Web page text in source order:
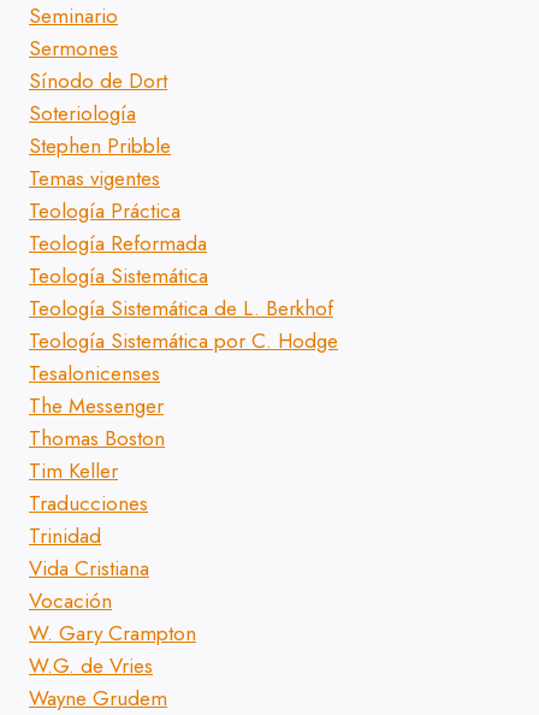
Seminario
Sermones
Sínodo de Dort
Soteriología
Stephen Pribble
Temas vigentes
Teología Práctica
Teología Reformada
Teología Sistemática
Teología Sistemática de L. Berkhof
Teología Sistemática por C. Hodge
Tesalonicenses
The Messenger
Thomas Boston
Tim Keller
Traducciones
Trinidad
Vida Cristiana
Vocación
W. Gary Crampton
W.G. de Vries
Wayne Grudem